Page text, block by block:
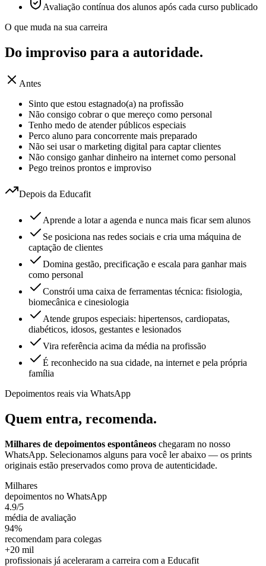
Avaliação contínua dos alunos após cada curso publicado
O que muda na sua carreira
Do improviso para a autoridade.
Antes
Sinto que estou estagnado(a) na profissão
Não consigo cobrar o que mereço como personal
Tenho medo de atender públicos especiais
Perco aluno para concorrente mais preparado
Não sei usar o marketing digital para captar clientes
Não consigo ganhar dinheiro na internet como personal
Pego treinos prontos e improviso
Depois da Educafit
Aprende a lotar a agenda e nunca mais ficar sem alunos
Se posiciona nas redes sociais e cria uma máquina de
captação de clientes
Domina gestão, precificação e escala para ganhar mais
como personal
Constrói uma caixa de ferramentas técnica: fisiologia,
biomecânica e cinesiologia
Atende grupos especiais: hipertensos, cardiopatas,
diabéticos, idosos, gestantes e lesionados
Vira referência acima da média na profissão
É reconhecido na sua cidade, na internet e pela própria
família
Depoimentos reais via WhatsApp
Quem entra, recomenda.
Milhares de depoimentos espontâneos chegaram no nosso
WhatsApp. Selecionamos alguns para você ler abaixo — os prints
originais estão preservados como prova de autenticidade.
Milhares
depoimentos no WhatsApp
4.9/5
média de avaliação
94%
recomendam para colegas
+20 mil
profissionais já aceleraram a carreira com a Educafit